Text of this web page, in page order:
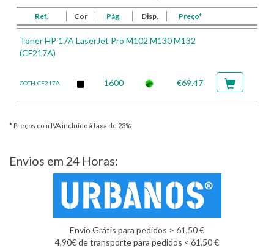
Ref. Cor Pág. Disp. Preço*
Toner HP 17A LaserJet Pro M102 M130 M132
(CF217A)
COTH-CF217A 1600 €69.47
* Preços com IVA incluído à taxa de 23%
Envios em 24 Horas:
Envio Grátis para pedidos > 61,50 €
4,90€ de transporte para pedidos < 61,50 €